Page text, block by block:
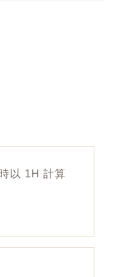
以 1H 計算